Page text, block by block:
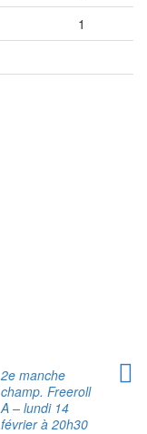
1
2e manche
champ. Freeroll
A – lundi 14
février à 20h30